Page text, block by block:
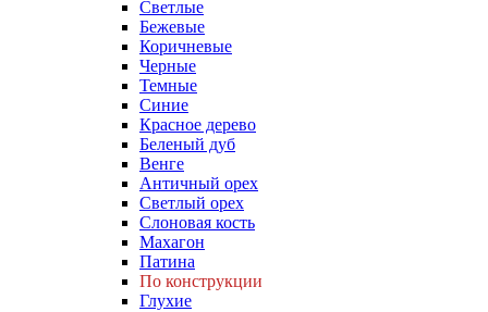
Светлые
Бежевые
Коричневые
Черные
Темные
Синие
Красное дерево
Беленый дуб
Венге
Античный орех
Светлый орех
Слоновая кость
Махагон
Патина
По конструкции
Глухие